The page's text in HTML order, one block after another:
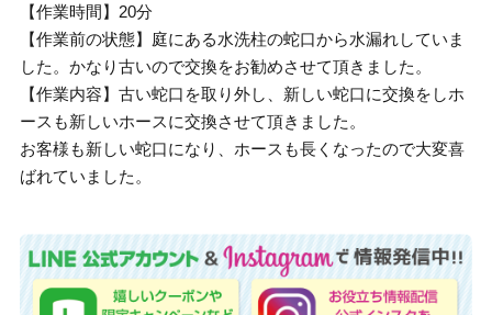
【作業時間】20分
【作業前の状態】庭にある水洗柱の蛇口から水漏れしていま
した。かなり古いので交換をお勧めさせて頂きました。
【作業内容】古い蛇口を取り外し、新しい蛇口に交換をしホ
ースも新しいホースに交換させて頂きました。
お客様も新しい蛇口になり、ホースも長くなったので大変喜
ばれていました。